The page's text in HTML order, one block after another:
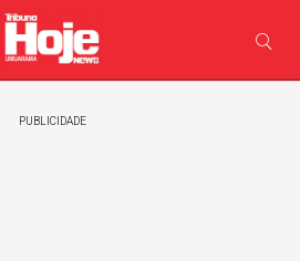
PUBLICIDADE